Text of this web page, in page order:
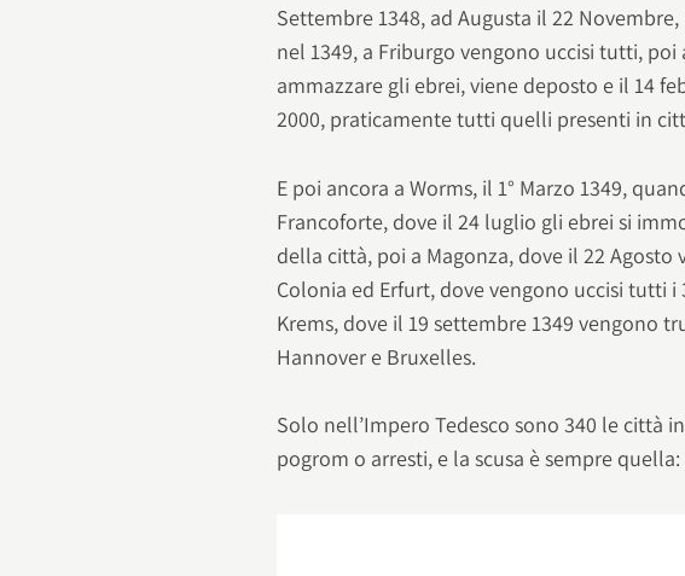
Settembre 1348, ad Augusta il 22
nel 1349, a Friburgo vengono uccisi tutti,
ammazzare gli ebrei, viene deposto e il 14
2000, praticamente tutti quelli presenti in
E poi ancora a Worms, il 1° Marzo 1349,
Francoforte, dove il 24 luglio gli ebrei si
della città, poi a Magonza, dove il 22
Colonia ed Erfurt, dove vengono uccisi tutti
Krems, dove il 19 settembre 1349 vengono
Hannover e Bruxelles.
Solo nell’Impero Tedesco sono 340 le città
pogrom o arresti, e la scusa è sempre quella: